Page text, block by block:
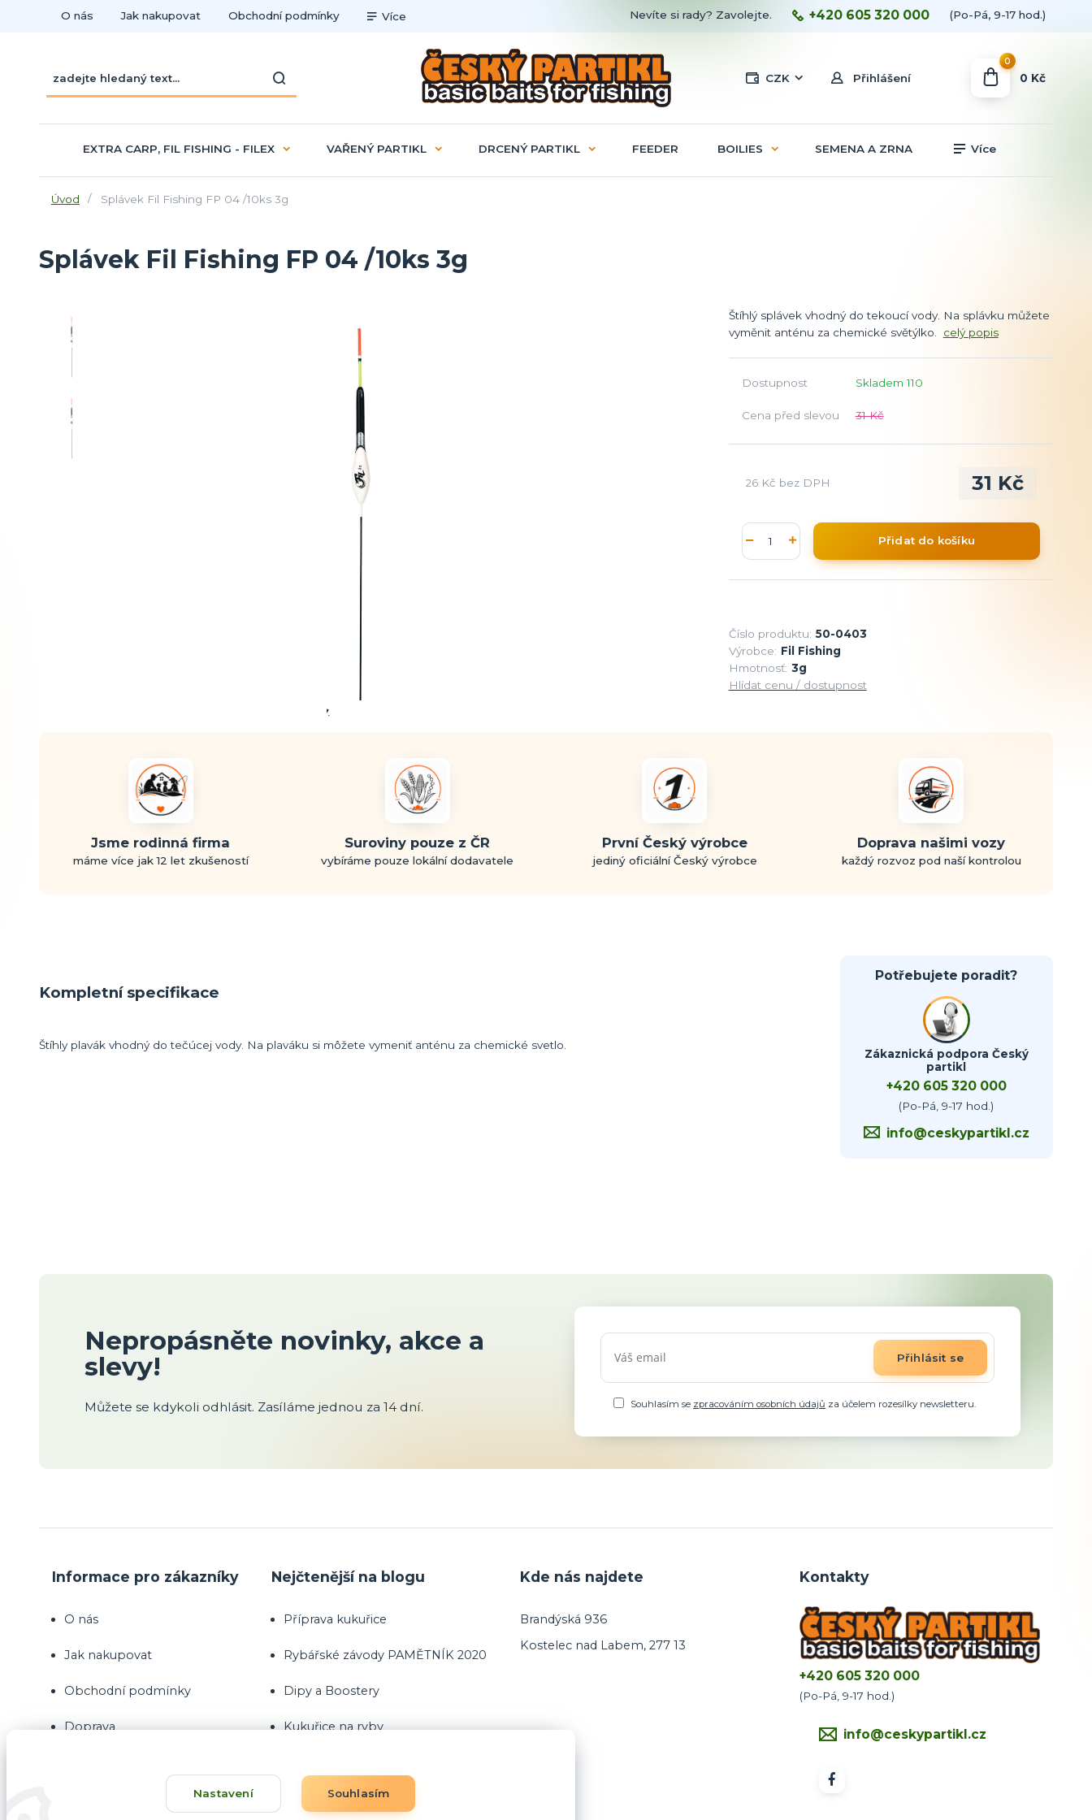
O nás Jak nakupovat Obchodní podmínky Více
CZK Přihlášení
Nevíte si rady? Zavolejte. +420 605 320 000 (Po-Pá, 9-17 hod.)
0
0 Kč
EXTRA CARP, FIL FISHING - FILEX VAŘENÝ PARTIKL DRCENÝ PARTIKL FEEDER BOILIES SEMENA A ZRNA Více
Úvod Splávek Fil Fishing FP 04 /10ks 3g
Splávek Fil Fishing FP 04 /10ks 3g
Štíhlý splávek vhodný do tekoucí vody. Na splávku můžete
vyměnit anténu za chemické světýlko. celý popis
Dostupnost Skladem 110
Cena před slevou 31 Kč
31 Kč
26 Kč bez DPH
Přidat do košíku
Číslo produktu: 50-0403
Výrobce: Fil Fishing
Hmotnosť: 3g
Hlídat cenu / dostupnost
Jsme rodinná firma
máme více jak 12 let zkušeností
Suroviny pouze z ČR
vybíráme pouze lokální dodavatele
První Český výrobce
jediný oficiální Český výrobce
Doprava našimi vozy
každý rozvoz pod naší kontrolou
Kompletní specifikace
Štíhly plavák vhodný do tečúcej vody. Na plaváku si môžete vymeniť anténu za chemické svetlo.
Potřebujete poradit?
Zákaznická podpora Český
partikl
+420 605 320 000
(Po-Pá, 9-17 hod.)
info@ceskypartikl.cz
Nepropásněte novinky, akce a
slevy!
Můžete se kdykoli odhlásit. Zasíláme jednou za 14 dní.
Přihlásit se
Souhlasím se zpracováním osobních údajů za účelem rozesílky newsletteru.
Informace pro zákazníky
O nás
Jak nakupovat
Obchodní podmínky
Doprava
Nejčtenější na blogu
Příprava kukuřice
Rybářské závody PAMĚTNÍK 2020
Dipy a Boostery
Kukuřice na ryby
Kde nás najdete
Brandýská 936
Kostelec nad Labem, 277 13
Kontakty
+420 605 320 000
(Po-Pá, 9-17 hod.)
info@ceskypartikl.cz
Nastavení Souhlasím